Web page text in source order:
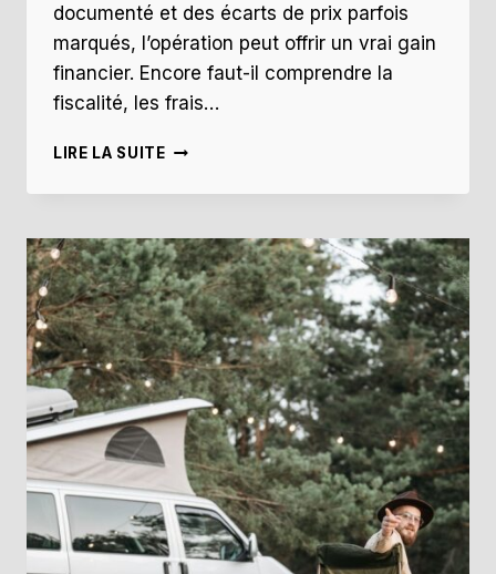
documenté et des écarts de prix parfois
marqués, l’opération peut offrir un vrai gain
financier. Encore faut-il comprendre la
fiscalité, les frais…
LIRE LA SUITEVAUT-
ENCORE
COUP
D’IMPORTER
SA
VOITURE
D’ALLEMAGNE
CETTE
ANNÉE
?